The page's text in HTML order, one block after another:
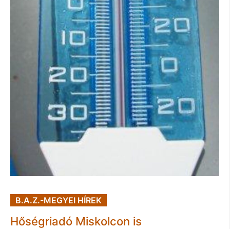
B.A.Z.-MEGYEI HÍREK
Hőségriadó Miskolcon is